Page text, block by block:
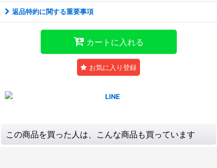
返品特約に関する重要事項
カートに入れる
お気に入り登録
この商品を買った人は、こんな商品も買っています